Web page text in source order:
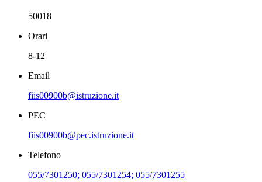
50018
Orari
8-12
Email
fiis00900b@istruzione.it
PEC
fiis00900b@pec.istruzione.it
Telefono
055/7301250; 055/7301254; 055/7301255